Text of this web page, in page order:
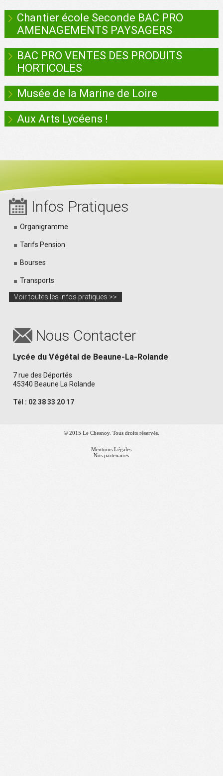
Chantier école Seconde BAC PRO
AMENAGEMENTS PAYSAGERS
BAC PRO VENTES DES PRODUITS
HORTICOLES
Musée de la Marine de Loire
Aux Arts Lycéens !
Infos Pratiques
Organigramme
Tarifs Pension
Bourses
Transports
Voir toutes les infos pratiques >>
Nous Contacter
Lycée du Végétal de Beaune-La-Rolande
7 rue des Déportés
45340 Beaune La Rolande
Tél : 02 38 33 20 17
© 2015 Le Chesnoy. Tous droits réservés.
Mentions Légales
Nos partenaires